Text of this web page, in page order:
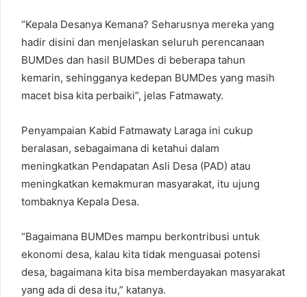
“Kepala Desanya Kemana? Seharusnya mereka yang
hadir disini dan menjelaskan seluruh perencanaan
BUMDes dan hasil BUMDes di beberapa tahun
kemarin, sehingganya kedepan BUMDes yang masih
macet bisa kita perbaiki”, jelas Fatmawaty.
Penyampaian Kabid Fatmawaty Laraga ini cukup
beralasan, sebagaimana di ketahui dalam
meningkatkan Pendapatan Asli Desa (PAD) atau
meningkatkan kemakmuran masyarakat, itu ujung
tombaknya Kepala Desa.
“Bagaimana BUMDes mampu berkontribusi untuk
ekonomi desa, kalau kita tidak menguasai potensi
desa, bagaimana kita bisa memberdayakan masyarakat
yang ada di desa itu,” katanya.